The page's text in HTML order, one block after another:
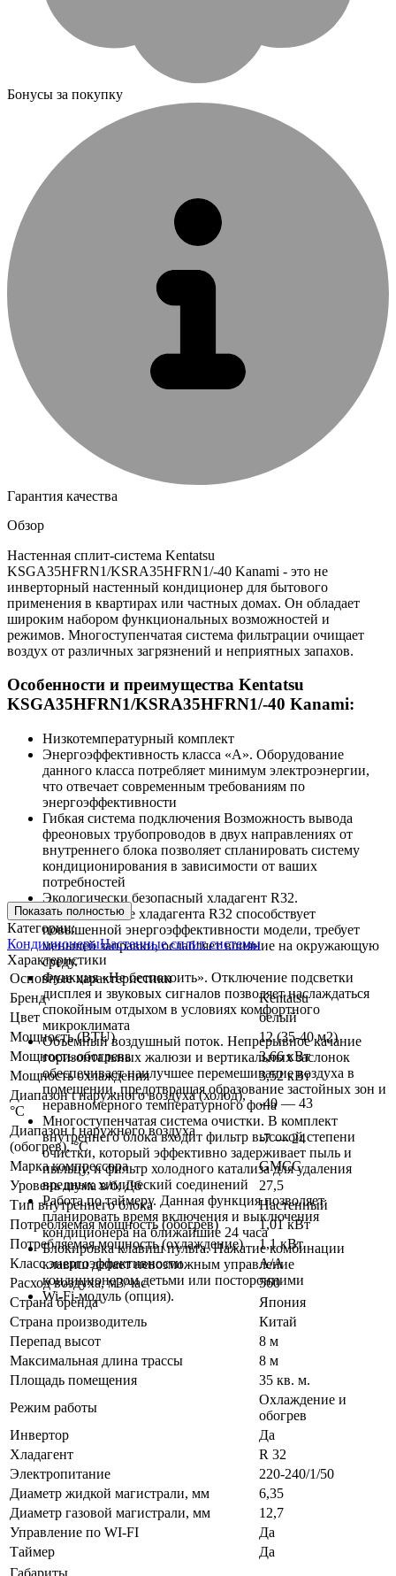
Бонусы за покупку
Гарантия качества
Обзор
Настенная сплит-система Kentatsu
KSGA35HFRN1/KSRA35HFRN1/-40 Kanami - это не
инверторный настенный кондиционер для бытового
применения в квартирах или частных домах. Он обладает
широким набором функциональных возможностей и
режимов. Многоступенчатая система фильтрации очищает
воздух от различных загрязнений и неприятных запахов.
Особенности и преимущества Kentatsu
KSGA35HFRN1/KSRA35HFRN1/-40 Kanami:
Низкотемпературный комплект
Энергоэффективность класса «А». Оборудование
данного класса потребляет минимум электроэнергии,
что отвечает современным требованиям по
энергоэффективности
Гибкая система подключения Возможность вывода
фреоновых трубопроводов в двух направлениях от
внутреннего блока позволяет спланировать систему
кондиционирования в зависимости от ваших
потребностей
Экологически безопасный хладагент R32.
Использование хладагента R32 способствует
повышенной энергоэффективности модели, требует
меньшей заправки, ослабляет влияние на окружающую
среду.
Функция «Не беспокоить». Отключение подсветки
дисплея и звуковых сигналов позволяет наслаждаться
спокойным отдыхом в условиях комфортного
микроклимата
Объемный воздушный поток. Непрерывное качание
горизонтальных жалюзи и вертикальных заслонок
обеспечивает наилучшее перемешивание воздуха в
помещении, предотвращая образование застойных зон и
неравномерного температурного фона
Многоступенчатая система очистки. В комплект
внутреннего блока входит фильтр высокой степени
очистки, который эффективно задерживает пыль и
пыльцу, и фильтр холодного катализа для удаления
вредных химический соединений
Работа по таймеру. Данная функция позволяет
планировать время включения и выключения
кондиционера на ближайшие 24 часа
Блокировка клавиш пульта. Нажатие комбинации
клавиш делает невозможным управление
кондиционером детьми или посторонними
Wi-Fi-модуль (опция).
Показать полностью
Категории:
КондиционерыНастенные сплит системы
Характеристики
Основные характеристики
Бренд
Kentatsu
Цвет
белый
Мощность (BTU)
12 (35-40 м2)
Мощность обогрева
3,66 кВт
Мощность охлаждения
3,52 кВт
Диапазон t наружного воздуха (холод),
°C
-40 — 43
Диапазон t наружного воздуха
(обогрев), °C
-7 — 24
Марка компрессора
GMCC
Уровень шума в/б, Дб
27,5
Тип внутреннего блока
Настенный
Потребляемая мощность (обогрев)
1,01 кВт
Потребляемая мощность (охлаждение)
1,1 кВт
Класс энергоэффективности
A/A
Расход воздуха, м3/час
560
Страна бренда
Япония
Страна производитель
Китай
Перепад высот
8 м
Максимальная длина трассы
8 м
Площадь помещения
35 кв. м.
Режим работы
Охлаждение и
обогрев
Инвертор
Да
Хладагент
R 32
Электропитание
220-240/1/50
Диаметр жидкой магистрали, мм
6,35
Диаметр газовой магистрали, мм
12,7
Управление по WI-FI
Да
Таймер
Да
Габариты